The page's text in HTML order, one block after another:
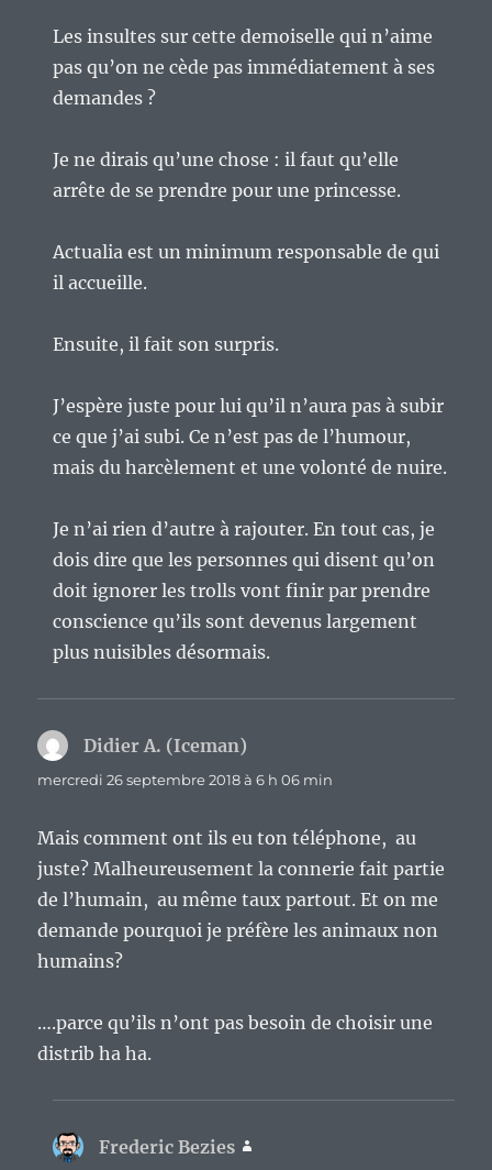
Les insultes sur cette demoiselle qui n’aime
pas qu’on ne cède pas immédiatement à ses
demandes ?
Je ne dirais qu’une chose : il faut qu’elle
arrête de se prendre pour une princesse.
Actualia est un minimum responsable de qui
il accueille.
Ensuite, il fait son surpris.
J’espère juste pour lui qu’il n’aura pas à subir
ce que j’ai subi. Ce n’est pas de l’humour,
mais du harcèlement et une volonté de nuire.
Je n’ai rien d’autre à rajouter. En tout cas, je
dois dire que les personnes qui disent qu’on
doit ignorer les trolls vont finir par prendre
conscience qu’ils sont devenus largement
plus nuisibles désormais.
Didier A. (Iceman)
mercredi 26 septembre 2018 à 6 h 06 min
Mais comment ont ils eu ton téléphone, au
juste? Malheureusement la connerie fait partie
de l’humain, au même taux partout. Et on me
demande pourquoi je préfère les animaux non
humains?
….parce qu’ils n’ont pas besoin de choisir une
distrib ha ha.
Frederic Bezies